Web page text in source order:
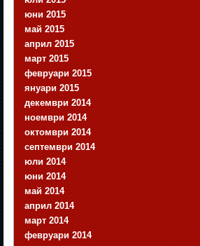
юни 2015
май 2015
април 2015
март 2015
февруари 2015
януари 2015
декември 2014
ноември 2014
октомври 2014
септември 2014
юли 2014
юни 2014
май 2014
април 2014
март 2014
февруари 2014